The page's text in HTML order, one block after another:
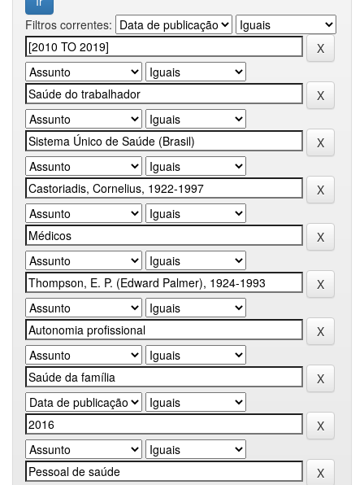
Filtros correntes: